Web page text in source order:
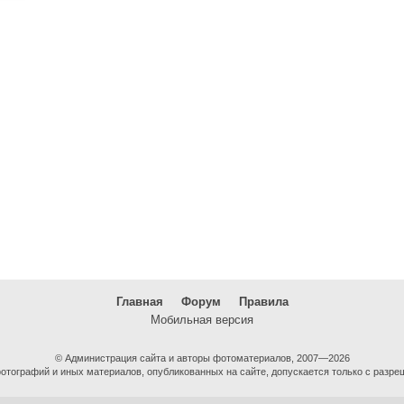
Главная Форум
Правила
Мобильная версия
© Администрация сайта и авторы фотоматериалов, 2007—2026
и иных материалов, опубликованных на сайте, допускается только с